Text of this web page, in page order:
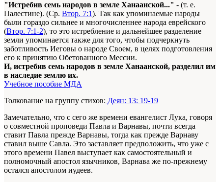
"Истребив семь народов в земле Ханаанской..." - (т. е.
Палестине). (Ср. Втор. 7:1). Так как упоминаемые народы
были гораздо сильнее и многочисленнее народа еврейского
(Втор. 7:1-2), то это истребление и дальнейшее разделение
земли упоминается также для того, чтобы подчеркнуть
заботливость Иеговы о народе Своем, в целях подготовления
его к принятию Обетованного Мессии.
И, истребив семь народов в земле Ханаанской, разделил им
в наследие землю их.
Учебное пособие МДА
Толкование на группу стихов: Деян: 13: 19-19
Замечательно, что с сего же времени евангелист Лука, говоря
о совместной проповеди Павла и Варнавы, почти всегда
ставит Павла прежде Варнавы, тогда как прежде Варнаву
ставил выше Савла. Это заставляет предположить, что уже с
этого времени Павел выступает как самостоятельный и
полномочный апостол язычников, Варнава же по-прежнему
остался апостолом иудеев.